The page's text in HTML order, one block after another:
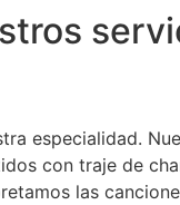
especialidad.
con traje de
las